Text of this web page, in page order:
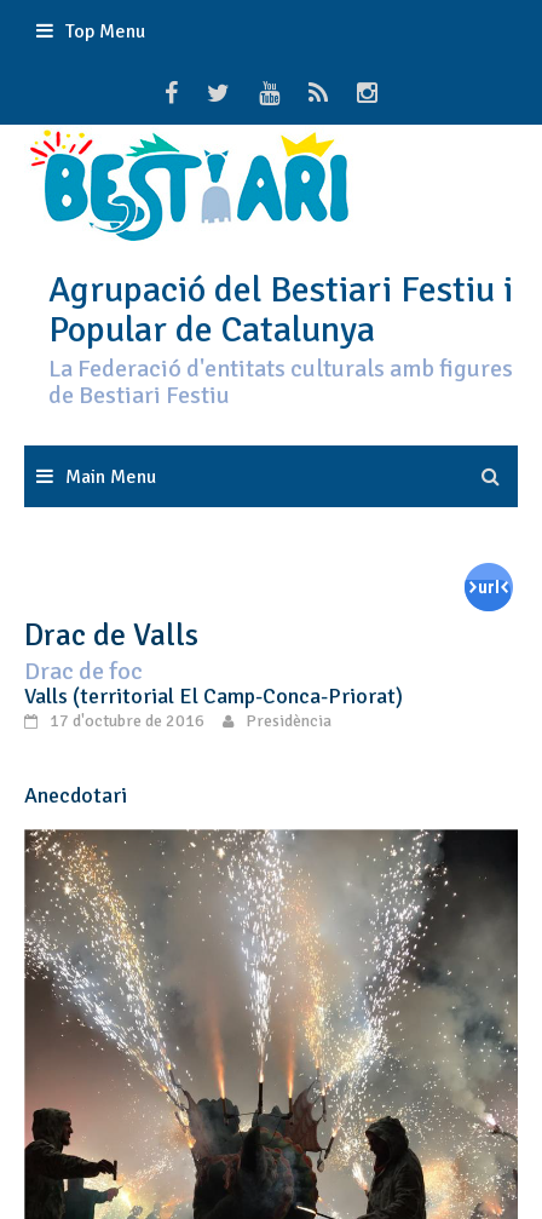
Top Menu
Agrupació del Bestiari Festiu i
Popular de Catalunya
La Federació d'entitats culturals amb figures
de Bestiari Festiu
Main Menu
Drac de Valls
Drac de foc
Valls (territorial El Camp-Conca-Priorat)
17 d'octubre de 2016 Presidència
Anecdotari